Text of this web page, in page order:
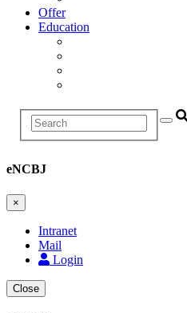
Offer
Education
Search
eNCBJ
×
Intranet
Mail
Login
Close